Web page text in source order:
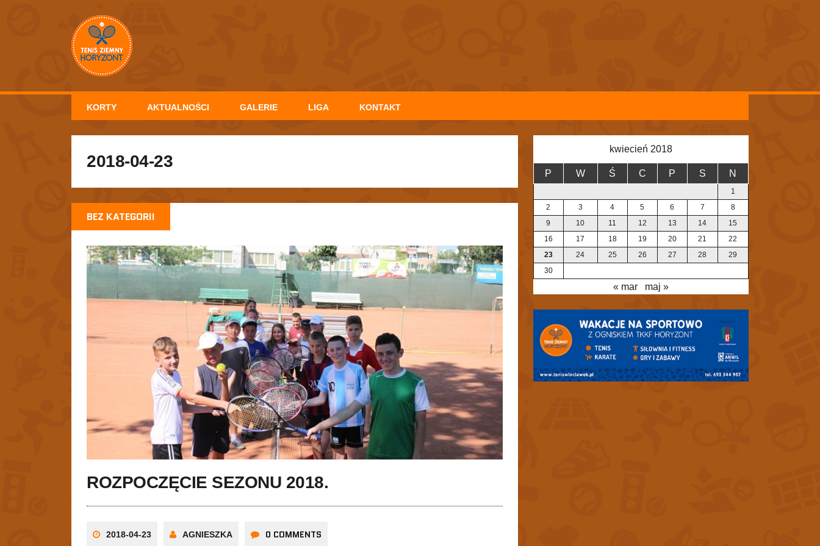
KORTY AKTUALNOŚCI GALERIE LIGA KONTAKT
2018-04-23
BEZ KATEGORII
ROZPOCZĘCIE SEZONU 2018.
2018-04-23 AGNIESZKA 0 COMMENTS
kwiecień 2018
P W Ś C P S N
1
2
3 4 5 6 7
8
9
10 11 12 13 14
15
16
17 18 19 20 21
22
23
24 25 26 27 28
29
30
« mar maj »